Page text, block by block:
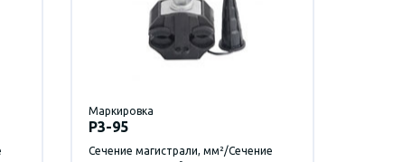
Маркировка
P3-95
Сечение магистрали, мм²/Сечение